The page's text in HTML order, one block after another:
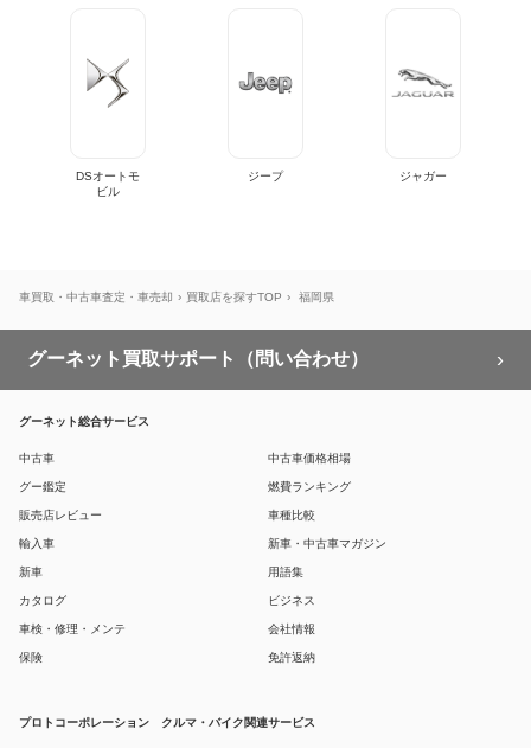
DSオートモ
ビル
ジープ ジャガー
車買取・中古車査定・車売却 買取店を探すTOP 福岡県
グーネット買取サポート（問い合わせ）
グーネット総合サービス
中古車 中古車価格相場
グー鑑定 燃費ランキング
販売店レビュー 車種比較
輸入車 新車・中古車マガジン
新車 用語集
カタログ ビジネス
車検・修理・メンテ 会社情報
保険 免許返納
プロトコーポレーション クルマ・バイク関連サービス